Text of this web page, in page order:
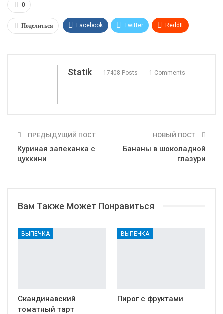
0
Поделиться Facebook Twitter ReddIt
Statik 17408 Posts 1 Comments
ПРЕДЫДУЩИЙ ПОСТ
Куриная запеканка с
цуккини
НОВЫЙ ПОСТ
Бананы в шоколадной
глазури
Вам Также Может Понравиться
ВЫПЕЧКА
Скандинавский
томатный тарт
ВЫПЕЧКА
Пирог с фруктами